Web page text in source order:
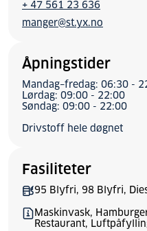
+ 47 561 23 636
manger@st.yx.no
Åpningstider
Mandag–fredag: 06:30 -
Lørdag: 09:00 - 22:00
Søndag: 09:00 - 22:00
Drivstoff hele døgnet
Fasiliteter
95 Blyfri, 98 Blyfri,
Maskinvask,
Restaurant,